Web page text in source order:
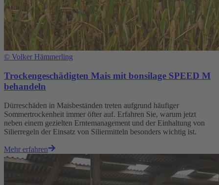
© Volker Hämmerling
Trockengeschädigten Mais mit bonsilage SPEED M
behandeln
Dürreschäden in Maisbeständen treten aufgrund häufiger
Sommertrockenheit immer öfter auf. Erfahren Sie, warum jetzt
neben einem gezielten Erntemanagement und der Einhaltung von
Silierregeln der Einsatz von Siliermitteln besonders wichtig ist.
Mehr erfahren